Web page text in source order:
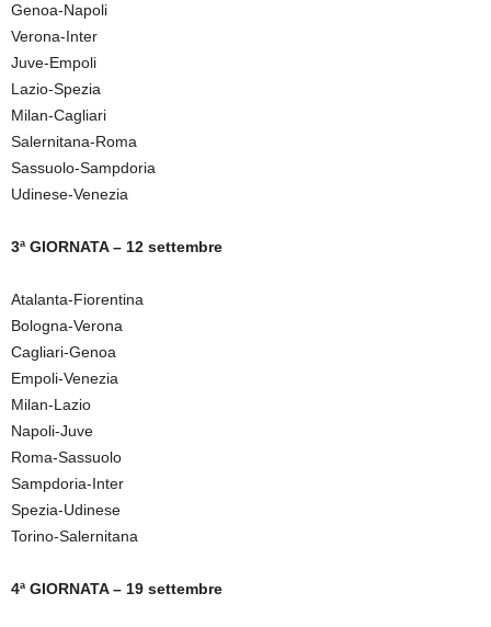
Genoa-Napoli
Verona-Inter
Juve-Empoli
Lazio-Spezia
Milan-Cagliari
Salernitana-Roma
Sassuolo-Sampdoria
Udinese-Venezia
3ª GIORNATA – 12 settembre
Atalanta-Fiorentina
Bologna-Verona
Cagliari-Genoa
Empoli-Venezia
Milan-Lazio
Napoli-Juve
Roma-Sassuolo
Sampdoria-Inter
Spezia-Udinese
Torino-Salernitana
4ª GIORNATA – 19 settembre